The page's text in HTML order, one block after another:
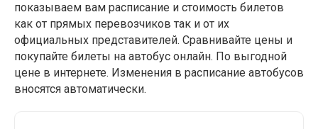
показываем вам расписание и стоимость билетов
как от прямых перевозчиков так и от их
официальных представителей. Сравнивайте цены и
покупайте билеты на автобус онлайн. По выгодной
цене в интернете. Изменения в расписание автобусов
вносятся автоматически.